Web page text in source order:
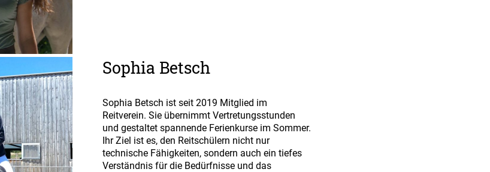
Sophia Betsch
Sophia Betsch ist seit 2019 Mitglied im
Reitverein. Sie übernimmt Vertretungsstunden
und gestaltet spannende Ferienkurse im Sommer.
Ihr Ziel ist es, den Reitschülern nicht nur
technische Fähigkeiten, sondern auch ein tiefes
Verständnis für die Bedürfnisse und das